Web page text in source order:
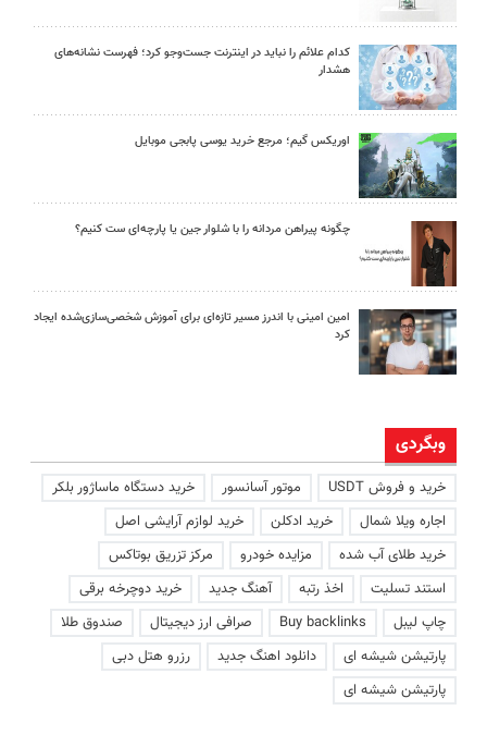
کدام علائم را نباید در اینترنت جست‌وجو کرد؛ فهرست نشانه‌های
هشدار
اوریکس گیم؛ مرجع خرید یوسی پابجی موبایل
چگونه پیراهن مردانه را با شلوار جین یا پارچه‌ای ست کنیم؟
امین امینی با اندرز مسیر تازه‌ای برای آموزش شخصی‌سازی‌شده ایجاد
کرد
وبگردی
خرید و فروش USDT موتور آسانسور
خرید دستگاه ماساژور بلکر
اجاره ویلا شمال
خرید ادکلن
خرید لوازم آرایشی اصل
خرید طلای آب شده
مزایده خودرو
مرکز تزریق بوتاکس
استند تسلیت
اخذ رتبه آهنگ جدید
خرید دوچرخه برقی
چاپ لیبل
Buy backlinks صرافی ارز دیجیتال
صندوق طلا
پارتیشن شیشه ای
دانلود اهنگ جدید
رزرو هتل دبی
پارتیشن شیشه ای